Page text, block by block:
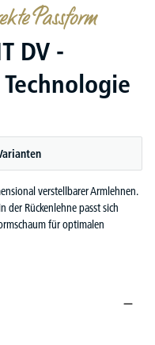
Passform
DV -
verstellbarer Armlehnen.
der Rückenlehne passt sich
für optimalen